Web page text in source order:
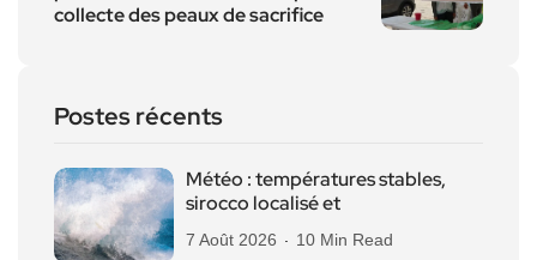
collecte des peaux de sacrifice
Postes récents
Météo : températures stables,
sirocco localisé et
7 Août 2026 10 Min Read